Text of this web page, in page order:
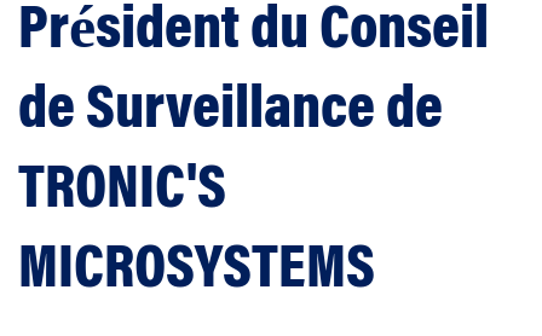
Président du Conseil
de Surveillance de
TRONIC'S
MICROSYSTEMS